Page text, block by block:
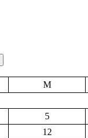
M
5
12